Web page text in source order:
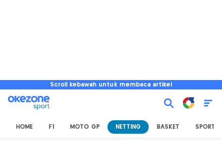
Scroll kebawah untuk membaca artikel
HOME F1 MOTO GP NETTING BASKET SPORT